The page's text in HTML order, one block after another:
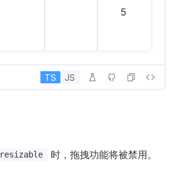
5
TS JS
resizable 时，拖拽功能将被禁用。